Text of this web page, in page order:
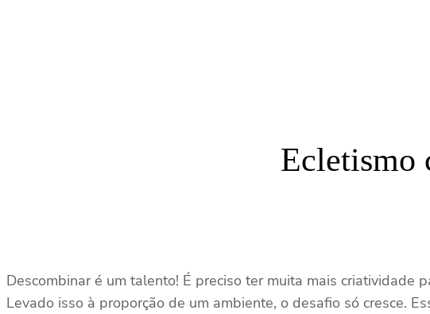
Ecletismo
Descombinar é um talento! É preciso ter muita mais
Levado isso à proporção de um ambiente, o desafio só cresce.